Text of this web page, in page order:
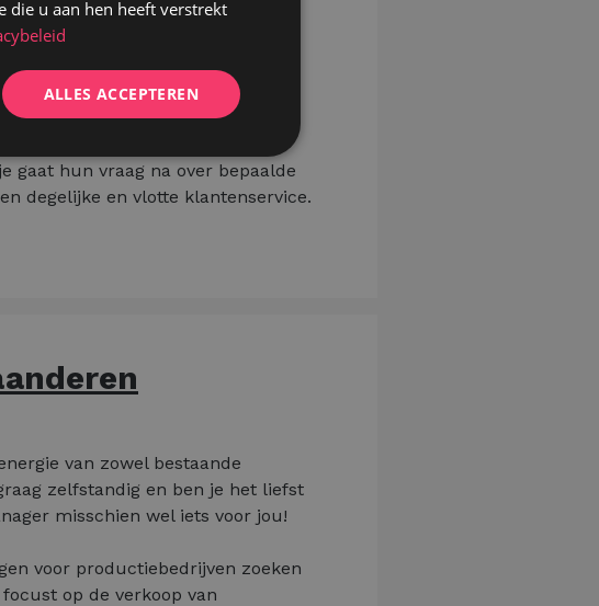
van de toestellen, het
de apotheek en werkplaats.
gaat hun vraag na over bepaalde
degelijke en vlotte klantenservice.
van zowel bestaande
zelfstandig en ben je het liefst
misschien wel iets voor jou!
voor productiebedrijven zoeken
op de verkoop van
die u aan hen heeft verstrekt
ALLES ACCEPTEREN